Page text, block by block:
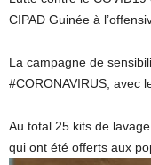
CIPAD Guinée à
La campagne de
#CORONAVIRUS, avec
Au total 25 kits de
qui ont été offerts aux